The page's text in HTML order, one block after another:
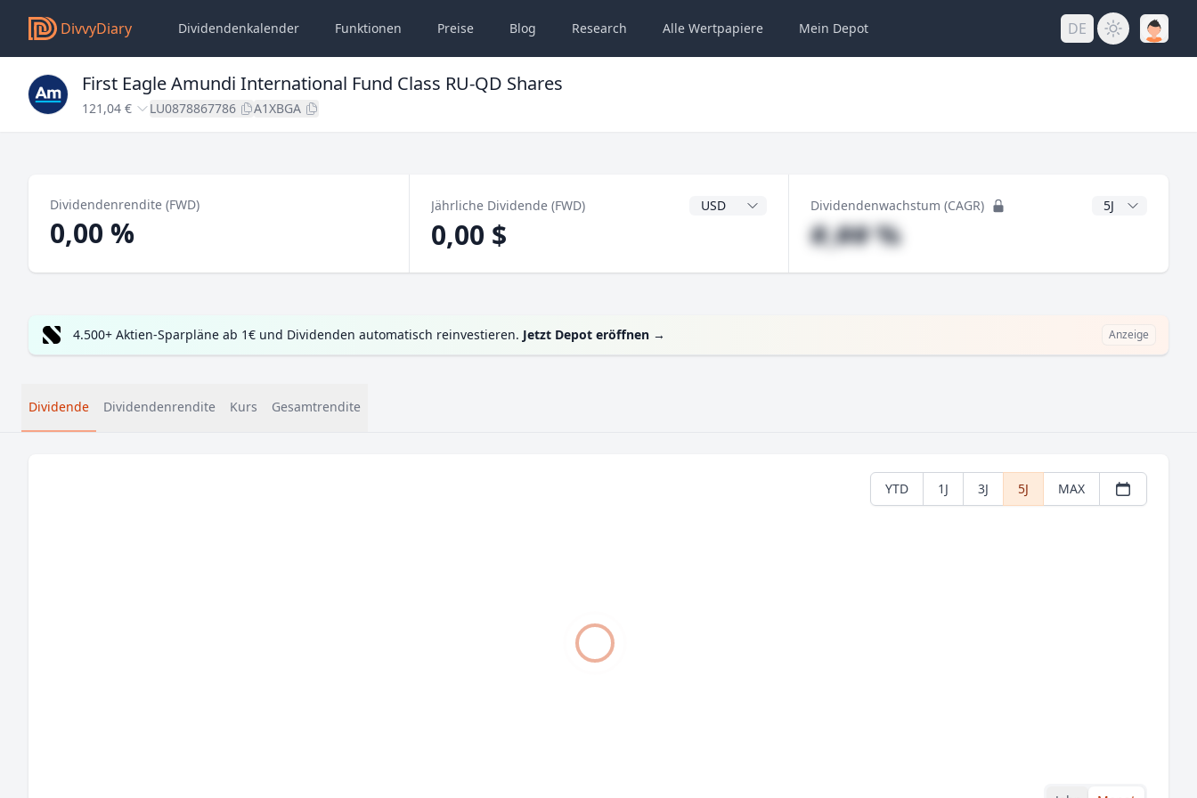
DivvyDiary Dividendenkalender Funktionen Preise Blog Research Alle Wertpapiere Mein Depot DE
First Eagle Amundi International Fund Class RU-QD Shares
121,04 € LU0878867786 A1XBGA
Dividendenrendite (FWD)
0,00 %
Jährliche Dividende (FWD) Dividendenwährung
0,00 $
Dividendenwachstum (CAGR) CAGR Jahre
#,## %
4.500+ Aktien-Sparpläne ab 1€ und Dividenden automatisch reinvestieren. Jetzt Depot eröffnen → Anzeige
Dividende Dividendenrendite Kurs Gesamtrendite
YTD 1J 3J 5J MAX